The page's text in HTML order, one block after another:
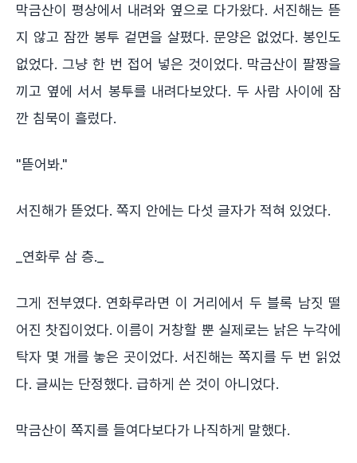
막금산이 평상에서 내려와 옆으로 다가왔다. 서진해는 뜯
지 않고 잠깐 봉투 겉면을 살폈다. 문양은 없었다. 봉인도
없었다. 그냥 한 번 접어 넣은 것이었다. 막금산이 팔짱을
끼고 옆에 서서 봉투를 내려다보았다. 두 사람 사이에 잠
깐 침묵이 흘렀다.
"뜯어봐."
서진해가 뜯었다. 쪽지 안에는 다섯 글자가 적혀 있었다.
_연화루 삼 층._
그게 전부였다. 연화루라면 이 거리에서 두 블록 남짓 떨
어진 찻집이었다. 이름이 거창할 뿐 실제로는 낡은 누각에
탁자 몇 개를 놓은 곳이었다. 서진해는 쪽지를 두 번 읽었
다. 글씨는 단정했다. 급하게 쓴 것이 아니었다.
막금산이 쪽지를 들여다보다가 나직하게 말했다.